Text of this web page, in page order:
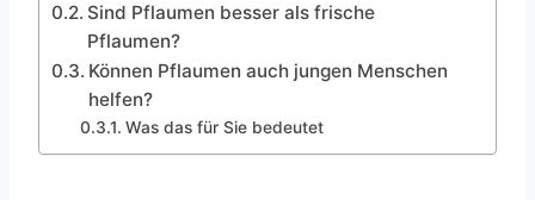
Sind Pflaumen besser als frische
Pflaumen?
Können Pflaumen auch jungen Menschen
helfen?
Was das für Sie bedeutet